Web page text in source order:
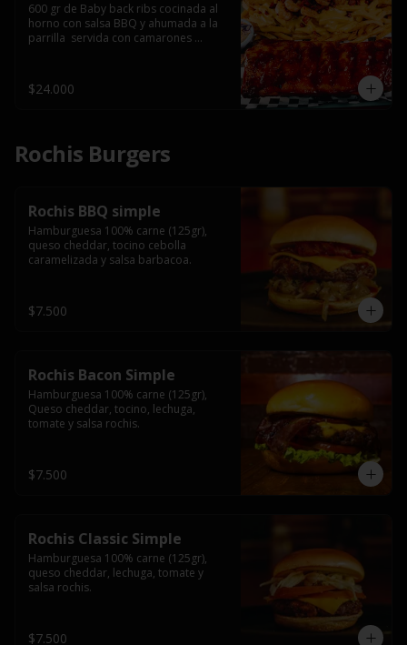
600 gr de Baby back ribs cocinada al
horno con salsa BBQ y ahumada a la
parrilla  servida con camarones
$24.000
Rochis Burgers
Rochis BBQ simple
Hamburguesa 100% carne (125gr),
queso cheddar, tocino cebolla
caramelizada y salsa barbacoa.
$7.500
Rochis Bacon Simple
Hamburguesa 100% carne (125gr),
Queso cheddar, tocino, lechuga,
tomate y salsa rochis.
$7.500
Rochis Classic Simple
Hamburguesa 100% carne (125gr),
queso cheddar, lechuga, tomate y
salsa rochis.
$7.500